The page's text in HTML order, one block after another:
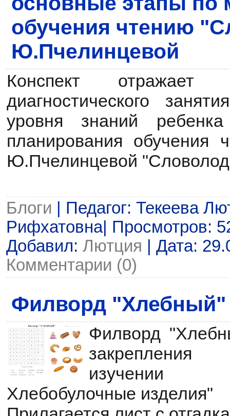
обучения чтению
Ю.Пчелинцевой
Конспект отражает
диагностического
уровня знаний
планирования обучения
Ю.Пчелинцевой
Блоги | Педагог: Текеева
Рифхатовна| Просмотров:
Добавил: Лютция | Дата:
Комментарии (0)
Филворд "Хлебный"
Филворд
Хлебобулочные изделия"